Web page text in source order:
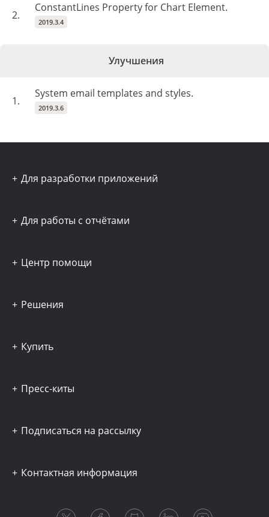
2.
ConstantLines Property for Chart Element.
2019.3.4
Улучшения
1.
System email templates and styles.
2019.3.6
Для разработки приложений
Для работы с отчётами
Центр помощи
Решения
Купить
Пресс-киты
Подписаться на рассылку
Контактная информация